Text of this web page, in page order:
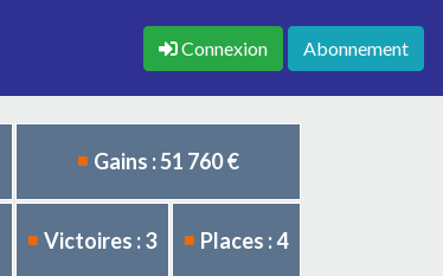
Connexion Abonnement
Gains : 51 760 €
Victoires : 3 Places : 4